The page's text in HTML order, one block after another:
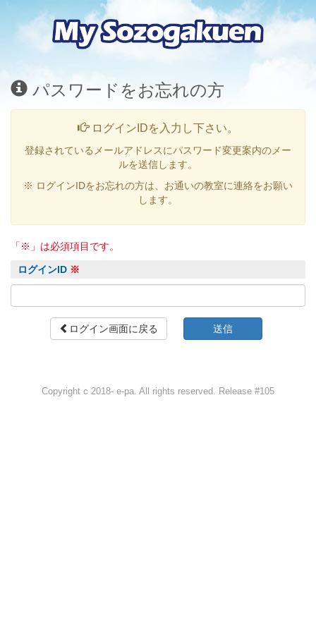
パスワードをお忘れの方
ログインIDを入力し下さい。
登録されているメールアドレスにパスワード変更案内のメー
ルを送信します。
※ ログインIDをお忘れの方は、お通いの教室に連絡をお願い
します。
「※」は必須項目です。
ログインID ※
ログイン画面に戻る
Copyright c 2018- e-pa. All rights reserved. Release #105